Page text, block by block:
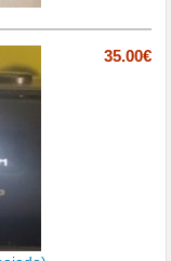
35.00€